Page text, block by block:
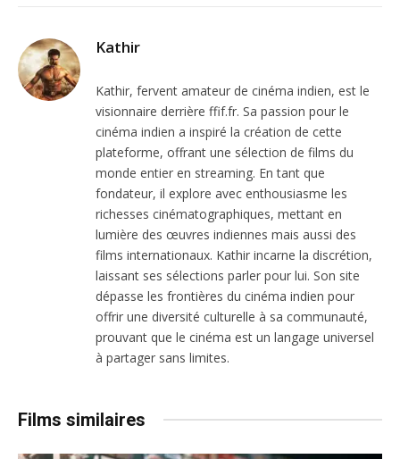
Kathir
Kathir, fervent amateur de cinéma indien, est le
visionnaire derrière ffif.fr. Sa passion pour le
cinéma indien a inspiré la création de cette
plateforme, offrant une sélection de films du
monde entier en streaming. En tant que
fondateur, il explore avec enthousiasme les
richesses cinématographiques, mettant en
lumière des œuvres indiennes mais aussi des
films internationaux. Kathir incarne la discrétion,
laissant ses sélections parler pour lui. Son site
dépasse les frontières du cinéma indien pour
offrir une diversité culturelle à sa communauté,
prouvant que le cinéma est un langage universel
à partager sans limites.
Films similaires